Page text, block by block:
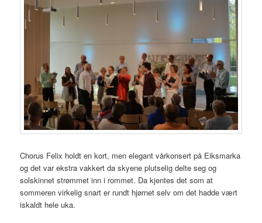
Chorus Felix holdt en kort, men elegant vårkonsert på Eiksmarka
og det var ekstra vakkert da skyene plutselig delte seg og
solskinnet strømmet inn i rommet. Da kjentes det som at
sommeren virkelig snart er rundt hjørnet selv om det hadde vært
iskaldt hele uka.